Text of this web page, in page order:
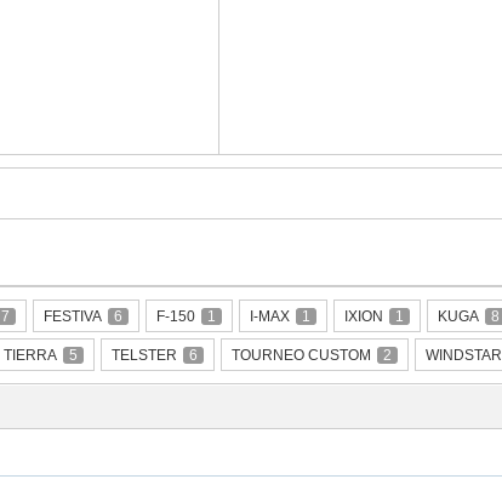
7 FESTIVA 6 F-150 1 I-MAX 1 IXION 1 KUGA 8
TIERRA 5 TELSTER 6 TOURNEO CUSTOM 2 WINDSTAR